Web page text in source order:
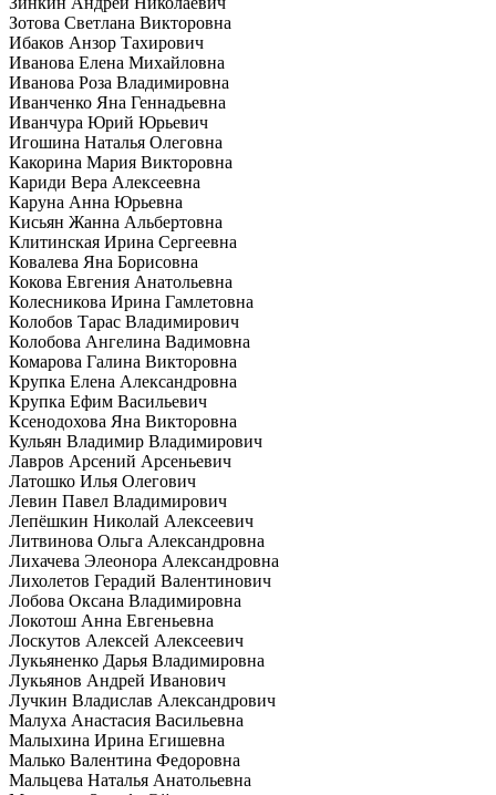
Зотова Светлана Викторовна
Ибаков Анзор Тахирович
Иванова Елена Михайловна
Иванова Роза Владимировна
Иванченко Яна Геннадьевна
Иванчура Юрий Юрьевич
Игошина Наталья Олеговна
Какорина Мария Викторовна
Кариди Вера Алексеевна
Каруна Анна Юрьевна
Кисьян Жанна Альбертовна
Клитинская Ирина Сергеевна
Ковалева Яна Борисовна
Кокова Евгения Анатольевна
Колесникова Ирина Гамлетовна
Колобов Тарас Владимирович
Колобова Ангелина Вадимовна
Комарова Галина Викторовна
Крупка Елена Александровна
Крупка Ефим Васильевич
Ксенодохова Яна Викторовна
Кульян Владимир Владимирович
Лавров Арсений Арсеньевич
Латошко Илья Олегович
Левин Павел Владимирович
Лепёшкин Николай Алексеевич
Литвинова Ольга Александровна
Лихачева Элеонора Александровна
Лихолетов Герадий Валентинович
Лобова Оксана Владимировна
Локотош Анна Евгеньевна
Лоскутов Алексей Алексеевич
Лукьяненко Дарья Владимировна
Лукьянов Андрей Иванович
Лучкин Владислав Александрович
Малуха Анастасия Васильевна
Малыхина Ирина Егишевна
Малько Валентина Федоровна
Мальцева Наталья Анатольевна